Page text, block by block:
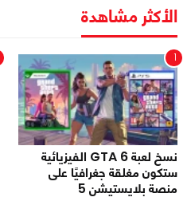
الأكثر مشاهدة
1
نسخ لعبة GTA 6 الفيزيائية
ستكون مغلقة جغرافيًا على
منصة بلايستيشن 5